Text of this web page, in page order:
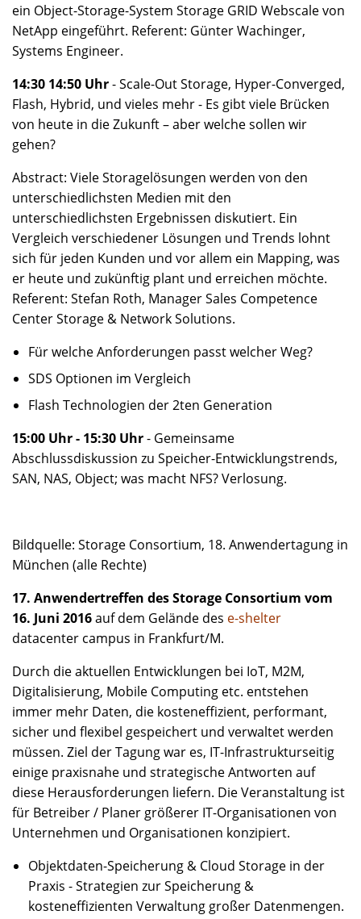
ein Object-Storage-System Storage GRID Webscale von
NetApp eingeführt. Referent: Günter Wachinger,
Systems Engineer.
14:30 14:50 Uhr- Scale-Out Storage, Hyper-Converged,
Flash, Hybrid, und vieles mehr - Es gibt viele Brücken
von heute in die Zukunft – aber welche sollen wir
gehen?
Abstract: Viele Storagelösungen werden von den
unterschiedlichsten Medien mit den
unterschiedlichsten Ergebnissen diskutiert. Ein
Vergleich verschiedener Lösungen und Trends lohnt
sich für jeden Kunden und vor allem ein Mapping, was
er heute und zukünftig plant und erreichen möchte.
Referent: Stefan Roth, Manager Sales Competence
Center Storage & Network Solutions.
Für welche Anforderungen passt welcher Weg?
SDS Optionen im Vergleich
Flash Technologien der 2ten Generation
15:00 Uhr - 15:30 Uhr- Gemeinsame
Abschlussdiskussion zu Speicher-Entwicklungstrends,
SAN, NAS, Object; was macht NFS? Verlosung.
Bildquelle: Storage Consortium, 18. Anwendertagung in
München (alle Rechte)
17. Anwendertreffen des Storage Consortium vom
16. Juni 2016auf dem Gelände des e-shelter
datacenter campus in Frankfurt/M.
Durch die aktuellen Entwicklungen bei IoT, M2M,
Digitalisierung, Mobile Computing etc. entstehen
immer mehr Daten, die kosteneffizient, performant,
sicher und flexibel gespeichert und verwaltet werden
müssen. Ziel der Tagung war es, IT-Infrastrukturseitig
einige praxisnahe und strategische Antworten auf
diese Herausforderungen liefern. Die Veranstaltung ist
für Betreiber / Planer größerer IT-Organisationen von
Unternehmen und Organisationen konzipiert.
Objektdaten-Speicherung & Cloud Storage in der
Praxis - Strategien zur Speicherung &
kosteneffizienten Verwaltung großer Datenmengen.